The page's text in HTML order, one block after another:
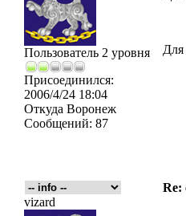
Пользователь 2 уровня
Присоединился:
2006/4/24 18:04
Откуда Воронеж
Сообщений: 87
Для
Re:
vizard